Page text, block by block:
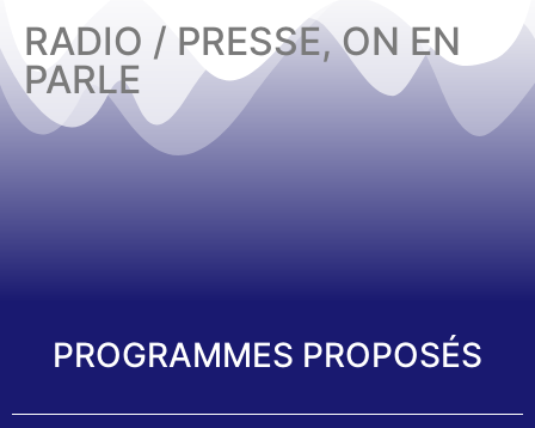
RADIO / PRESSE, ON EN
PARLE
PROGRAMMES PROPOSÉS